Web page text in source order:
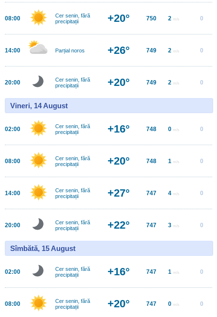
08:00
Cer senin, fără
precipitații
+20° 750 2 m/s 0
14:00 Parțial noros +26° 749 2 m/s 0
20:00
Cer senin, fără
precipitații
+20° 749 2 m/s 0
Vineri, 14 August
02:00
Cer senin, fără
precipitații
+16° 748 0 m/s 0
08:00
Cer senin, fără
precipitații
+20° 748 1 m/s 0
14:00
Cer senin, fără
precipitații
+27° 747 4 m/s 0
20:00
Cer senin, fără
precipitații
+22° 747 3 m/s 0
Sîmbătă, 15 August
02:00
Cer senin, fără
precipitații
+16° 747 1 m/s 0
08:00
Cer senin, fără
precipitații
+20° 747 0 m/s 0